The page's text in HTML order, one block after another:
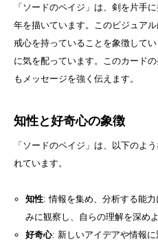
「ソードのペイジ」は、剣を片手
年を描いています。このビジュア
戒心を持っていることを象徴して
に気を配っています。このカード
もメッセージを強く伝えます。
知性と好奇心の象徴
「ソードのペイジ」は、以下のよ
れています。
知性: 情報を集め、分析する能
みに観察し、自らの理解を深め
好奇心: 新しいアイデアや情報